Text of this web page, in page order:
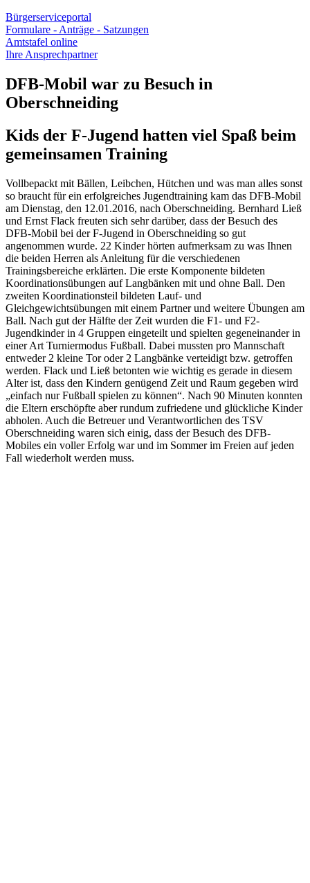
Bürgerserviceportal
Formulare - Anträge - Satzungen
Amtstafel online
Ihre Ansprechpartner
DFB-Mobil war zu Besuch in
Oberschneiding
Kids der F-Jugend hatten viel Spaß beim
gemeinsamen Training
Vollbepackt mit Bällen, Leibchen, Hütchen und was man alles sonst
so braucht für ein erfolgreiches Jugendtraining kam das DFB-Mobil
am Dienstag, den 12.01.2016, nach Oberschneiding. Bernhard Ließ
und Ernst Flack freuten sich sehr darüber, dass der Besuch des
DFB-Mobil bei der F-Jugend in Oberschneiding so gut
angenommen wurde. 22 Kinder hörten aufmerksam zu was Ihnen
die beiden Herren als Anleitung für die verschiedenen
Trainingsbereiche erklärten. Die erste Komponente bildeten
Koordinationsübungen auf Langbänken mit und ohne Ball. Den
zweiten Koordinationsteil bildeten Lauf- und
Gleichgewichtsübungen mit einem Partner und weitere Übungen am
Ball. Nach gut der Hälfte der Zeit wurden die F1- und F2-
Jugendkinder in 4 Gruppen eingeteilt und spielten gegeneinander in
einer Art Turniermodus Fußball. Dabei mussten pro Mannschaft
entweder 2 kleine Tor oder 2 Langbänke verteidigt bzw. getroffen
werden. Flack und Ließ betonten wie wichtig es gerade in diesem
Alter ist, dass den Kindern genügend Zeit und Raum gegeben wird
„einfach nur Fußball spielen zu können“. Nach 90 Minuten konnten
die Eltern erschöpfte aber rundum zufriedene und glückliche Kinder
abholen. Auch die Betreuer und Verantwortlichen des TSV
Oberschneiding waren sich einig, dass der Besuch des DFB-
Mobiles ein voller Erfolg war und im Sommer im Freien auf jeden
Fall wiederholt werden muss.